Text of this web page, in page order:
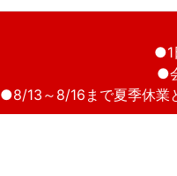
●1
●
●8/13～8/16まで夏季休業